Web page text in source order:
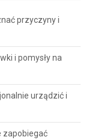
przyczyny i
i pomysły na
urządzić i
zapobiegać